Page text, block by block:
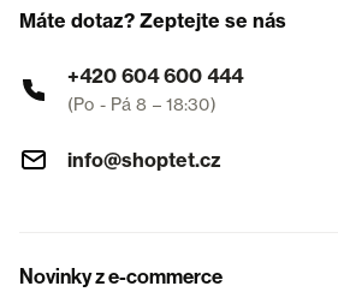
Máte dotaz? Zeptejte se nás
+420 604 600 444
(Po - Pá 8 – 18:30)
info@shoptet.cz
Novinky z e-commerce